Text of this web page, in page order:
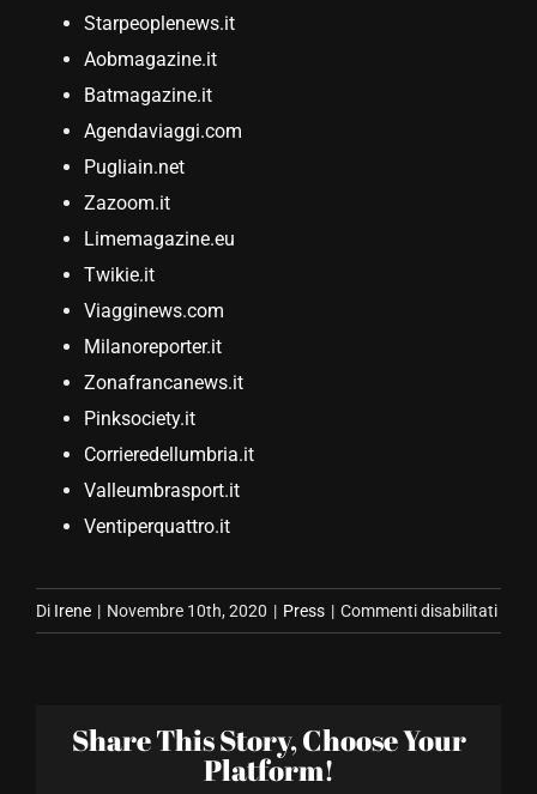
Starpeoplenews.it
Aobmagazine.it
Batmagazine.it
Agendaviaggi.com
Pugliain.net
Zazoom.it
Limemagazine.eu
Twikie.it
Viagginews.com
Milanoreporter.it
Zonafrancanews.it
Pinksociety.it
Corrieredellumbria.it
Valleumbrasport.it
Ventiperquattro.it
Di Irene | Novembre 10th, 2020 | Press | Commenti disabilitatisu
Share This Story, Choose Your
Platform!